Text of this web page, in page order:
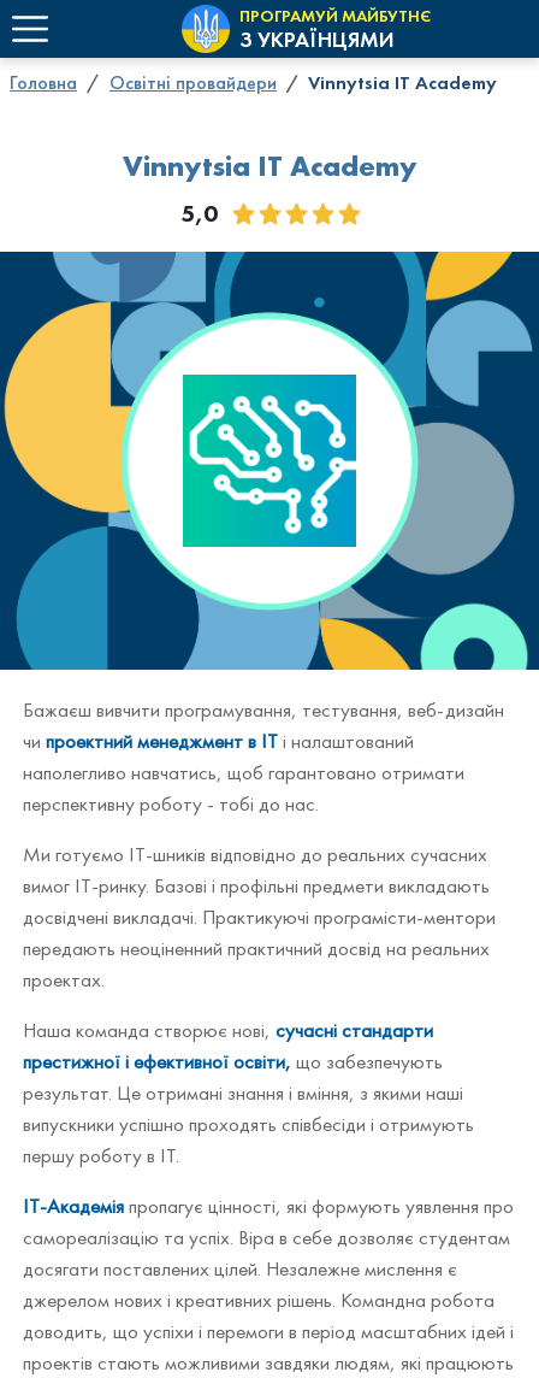
ПРОГРАМУЙ МАЙБУТНЄ
З УКРАЇНЦЯМИ
Головна Освітні провайдери Vinnytsia IT Academy
Vinnytsia IT Academy
5,0
Бажаєш вивчити програмування, тестування, веб-дизайн
чи проектний менеджмент в ІТі налаштований
наполегливо навчатись, щоб гарантовано отримати
перспективну роботу - тобі до нас.
Ми готуємо ІТ-шників відповідно до реальних сучасних
вимог ІТ-ринку. Базові і профільні предмети викладають
досвідчені викладачі. Практикуючі програмісти-ментори
передають неоціненний практичний досвід на реальних
проектах.
Наша команда створює нові, сучасні стандарти
престижної і ефективної освіти, що забезпечують
результат. Це отримані знання і вміння, з якими наші
випускники успішно проходять співбесіди і отримують
першу роботу в ІТ.
IТ-Академіяпропагує цінності, які формують уявлення про
самореалізацію та успіх. Віра в себе дозволяє студентам
досягати поставлених цілей. Незалежне мислення є
джерелом нових і креативних рішень. Командна робота
доводить, що успіхи і перемоги в період масштабних ідей і
проектів стають можливими завдяки людям, які працюють